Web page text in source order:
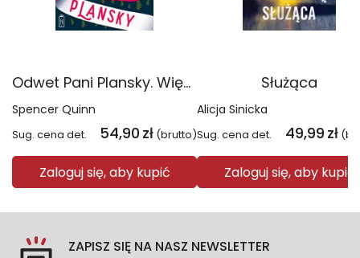
Odwet Pani Plansky. Większe litery
Spencer Quinn
Sug. cena det. 54,90 zł (brutto)
Zaloguj się, aby kupić
Służąca
Alicja Sinicka
Sug. cena det. 49,99 zł
Zaloguj się, aby kupić
ZAPISZ SIĘ NA NASZ NEWSLETTER